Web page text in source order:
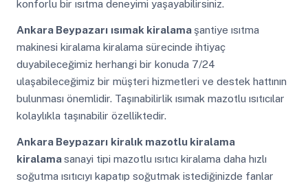
konforlu bir ısıtma deneyimi yaşayabilirsiniz.
Ankara Beypazarı ısımak kiralama şantiye ısıtma
makinesi kiralama kiralama sürecinde ihtiyaç
duyabileceğimiz herhangi bir konuda 7/24
ulaşabileceğimiz bir müşteri hizmetleri ve destek hattının
bulunması önemlidir. Taşınabilirlik ısımak mazotlu ısıtıcılar
kolaylıkla taşınabilir özelliktedir.
Ankara Beypazarı kiralık mazotlu kiralama
kiralamasanayi tipi mazotlu ısıtıcı kiralama daha hızlı
soğutma ısıtıcıyı kapatıp soğutmak istediğinizde fanlar